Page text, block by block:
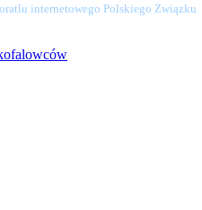
internetowego Polskiego Związku